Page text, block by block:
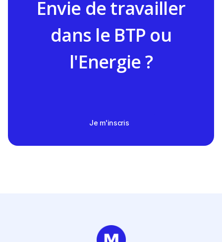
Envie de travailler
dans le BTP ou
l'Energie ?
Je m'inscris